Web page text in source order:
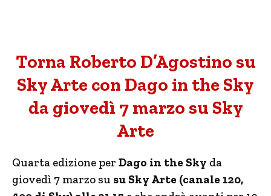
Torna Roberto D’Agostino su
Sky Arte con Dago in the Sky
da giovedì 7 marzo su Sky
Arte
Quarta edizione per Dago in the Sky da
giovedì 7 marzo su su Sky Arte (canale 120,